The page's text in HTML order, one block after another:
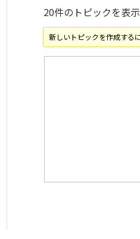
20件のトピックを表
新しいトピックを作成する